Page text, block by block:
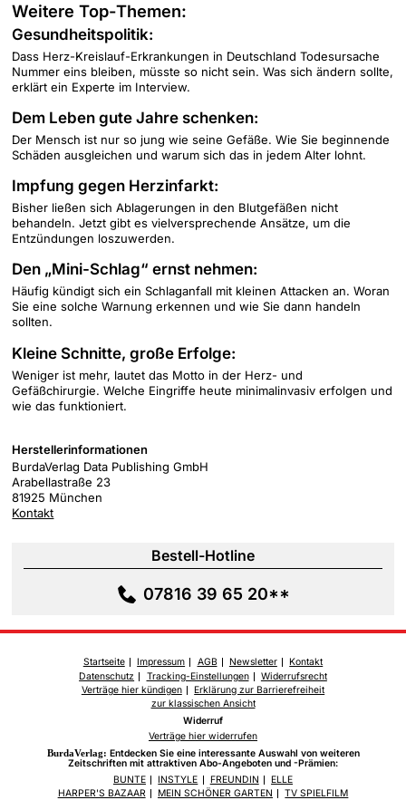
Weitere Top-Themen:
Gesundheitspolitik:
Dass Herz-Kreislauf-Erkrankungen in Deutschland Todesursache
Nummer eins bleiben, müsste so nicht sein. Was sich ändern sollte,
erklärt ein Experte im Interview.
Dem Leben gute Jahre schenken:
Der Mensch ist nur so jung wie seine Gefäße. Wie Sie beginnende
Schäden ausgleichen und warum sich das in jedem Alter lohnt.
Impfung gegen Herzinfarkt:
Bisher ließen sich Ablagerungen in den Blutgefäßen nicht
behandeln. Jetzt gibt es vielversprechende Ansätze, um die
Entzündungen loszuwerden.
Den „Mini-Schlag“ ernst nehmen:
Häufig kündigt sich ein Schlaganfall mit kleinen Attacken an. Woran
Sie eine solche Warnung erkennen und wie Sie dann handeln
sollten.
Kleine Schnitte, große Erfolge:
Weniger ist mehr, lautet das Motto in der Herz- und
Gefäßchirurgie. Welche Eingriffe heute minimalinvasiv erfolgen und
wie das funktioniert.
Herstellerinformationen
BurdaVerlag Data Publishing GmbH
Arabellastraße 23
81925 München
Kontakt
Bestell-Hotline
07816 39 65 20**
Startseite Impressum AGB Newsletter
Kontakt
Datenschutz
Tracking-Einstellungen
Widerrufsrecht
Verträge hier kündigen
Erklärung zur Barrierefreiheit
zur klassischen Ansicht
Widerruf
Verträge hier widerrufen
BurdaVerlag: Entdecken Sie eine interessante Auswahl von weiteren
Zeitschriften mit attraktiven Abo-Angeboten und -Prämien:
BUNTE
INSTYLE FREUNDIN
ELLE
HARPER'S BAZAAR
MEIN SCHÖNER GARTEN TV SPIELFILM